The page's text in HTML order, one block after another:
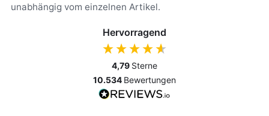
unabhängig vom einzelnen Artikel.
Hervorragend
4,79 Sterne
10.534 Bewertungen